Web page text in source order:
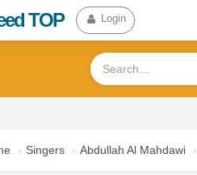
TOP Login
Singers Abdullah Al Mahdawi